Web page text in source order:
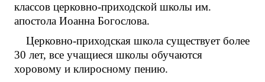
классов церковно-приходской школы им.
апостола Иоанна Богослова.
Церковно-приходская школа существует более
30 лет, все учащиеся школы обучаются
хоровому и клиросному пению.